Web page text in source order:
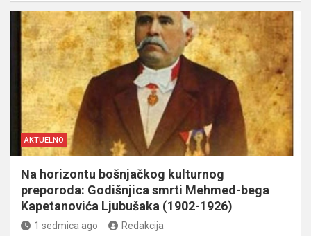
AKTUELNO
Na horizontu bošnjačkog kulturnog
preporoda: Godišnjica smrti Mehmed-bega
Kapetanovića Ljubušaka (1902-1926)
1 sedmica ago Redakcija